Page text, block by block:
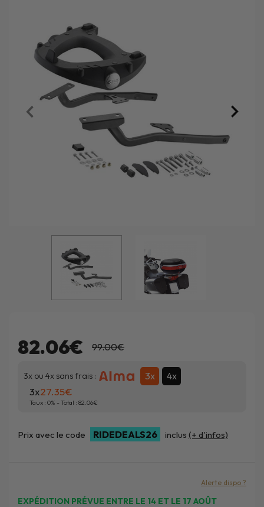
82.06€ 99.00€
3x ou 4x sans frais : 3x 4x
3x27.35
Taux : 0% - Total : 82.06
Prix avec le code RIDEDEALS26 inclus (+ d'infos)
EXPÉDITION PRÉVUE ENTRE LE 14 ET LE 17 AOÛT
Alerte dispo ?